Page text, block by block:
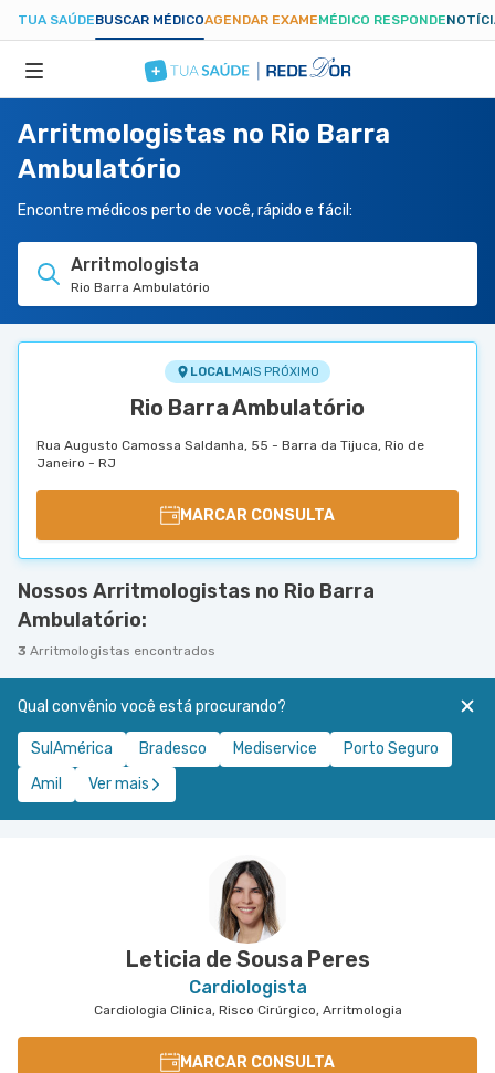
TUA SAÚDEBUSCAR MÉDICOAGENDAR EXAMEMÉDICO RESPONDE
ESPECIALIDADES
HOSPITAIS
TUASAUDE.COM
Arritmologistas no Rio Barra
Ambulatório
Encontre médicos perto de você, rápido e fácil:
Arritmologista
Rio Barra Ambulatório
LOCALMAIS PRÓXIMO
Rio Barra Ambulatório
Rua Augusto Camossa Saldanha, 55 - Barra da Tijuca, Rio de
Janeiro - RJ
MARCAR CONSULTA
Nossos Arritmologistas no Rio Barra
Ambulatório:
3 Arritmologistas encontrados
Qual convênio você está procurando?
SulAmérica Bradesco Mediservice
Porto Seguro
Amil
Ver mais
Leticia de Sousa Peres
Cardiologista
Cardiologia Clinica, Risco Cirúrgico, Arritmologia
MARCAR CONSULTA